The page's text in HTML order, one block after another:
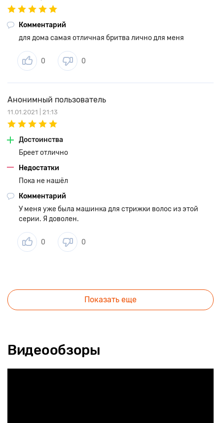
Комментарий
для дома самая отличная бритва лично для меня
0 0
Анонимный пользователь
11.01.2021 | 21:13
Достоинства
Бреет отлично
Недостатки
Пока не нашёл
Комментарий
У меня уже была машинка для стрижки волос из этой
серии. Я доволен.
0 0
Показать еще
Видеообзоры